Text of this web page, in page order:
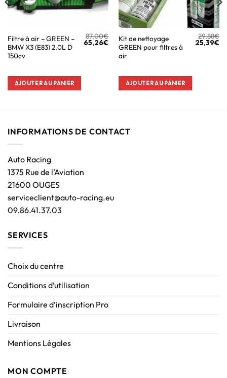
Filtre à air – GREEN –
BMW X3 (E83) 2.0L D
150cv
87,00€
65,26€
AJOUTER AU PANIER
Kit de nettoyage
GREEN pour filtres à
air
29,88€
25,39€
AJOUTER AU PANIER
INFORMATIONS DE CONTACT
Auto Racing
1375 Rue de l’Aviation
21600 OUGES
serviceclient@auto-racing.eu
09.86.41.37.03
SERVICES
Choix du centre
Conditions d’utilisation
Formulaire d’inscription Pro
Livraison
Mentions Légales
MON COMPTE